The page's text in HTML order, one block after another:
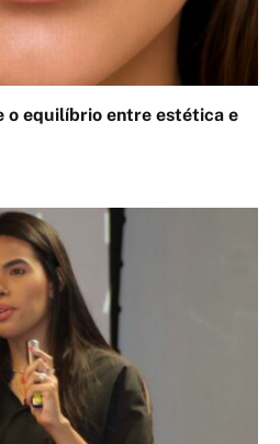
o equilíbrio entre estética e